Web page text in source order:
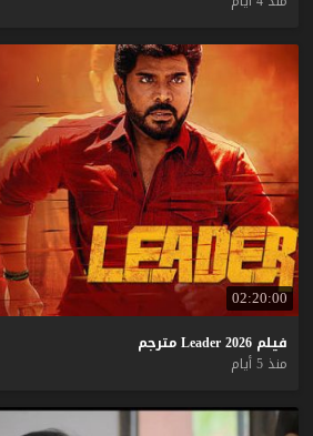
02:20:00
فيلم Leader 2026
مترجم
منذ 5 أيام